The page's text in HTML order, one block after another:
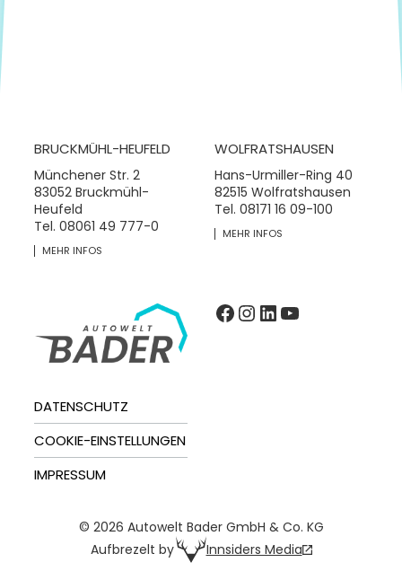
BRUCKMÜHL-HEUFELD
Münchener Str. 2
83052 Bruckmühl-
Heufeld
Tel.08061 49 777-0
MEHR INFOS
WOLFRATSHAUSEN
Hans-Urmiller-Ring 40
82515 Wolfratshausen
Tel. 08171 16 09-100
MEHR INFOS
Facebook
Instagram
LinkedIn
YouTube
DATENSCHUTZ
COOKIE-EINSTELLUNGEN
IMPRESSUM
© 2026 Autowelt Bader GmbH & Co. KG
Aufbrezelt by
Innsiders Media